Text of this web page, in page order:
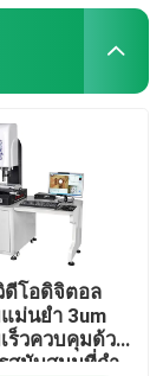
ดีโอดิจิตอล
ม่นยํา 3um
ร็วควบคุมด้วย
สนับสนุนที่กํา